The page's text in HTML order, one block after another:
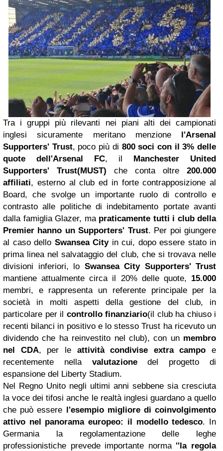
Tra i gruppi più rilevanti nei piani alti dei campionati
inglesi sicuramente meritano menzione l'Arsenal
Supporters' Trust, poco più di 800 soci con il 3% delle
quote dell'Arsenal FC, il Manchester United
Supporters' Trust(MUST) che conta oltre 200.000
affiliati, esterno al club ed in forte contrapposizione al
Board, che svolge un importante ruolo di controllo e
contrasto alle politiche di indebitamento portate avanti
dalla famiglia Glazer, ma praticamente tutti i club della
Premier hanno un Supporters' Trust. Per poi giungere
al caso dello Swansea Cityin cui, dopo essere stato in
prima linea nel salvataggio del club, che si trovava nelle
divisioni inferiori, lo Swansea City Supporters' Trust
mantiene attualmente circa il 20% delle quote, 15.000
membri, e rappresenta un referente principale per la
società in molti aspetti della gestione del club, in
particolare per il controllo finanziario(il club ha chiuso i
recenti bilanci in positivo e lo stesso Trust ha ricevuto un
dividendo che ha reinvestito nel club), con un membro
nel CDA, per le attività condivise extra campo e
recentemente nella valutazionedel progetto di
espansione del Liberty Stadium.
Nel Regno Unito negli ultimi anni sebbene sia cresciuta
la voce dei tifosi anche le realtà inglesi guardano a quello
che può essere l'esempio migliore di coinvolgimento
attivo nel panorama europeo: il modello tedesco. In
Germania la regolamentazione delle leghe
professionistiche prevede importante norma ''la regola